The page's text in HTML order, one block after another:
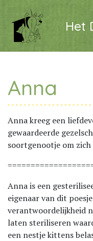
Het
Anna
Anna kreeg een
gewaardeerde
soortgenootje om zich
Anna is een
eigenaar van dit
verantwoordelijkheid
laten steriliseren
een nestje kittens